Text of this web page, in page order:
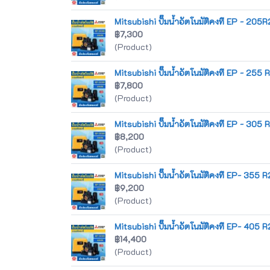
Mitsubishi ปั๊มน้ำอัตโนมัติคงที EP -
฿7,300
(Product)
Mitsubishi ปั๊มน้ำอัตโนมัติคงที EP - 255
฿7,800
(Product)
Mitsubishi ปั๊มน้ำอัตโนมัติคงที EP - 305
฿8,200
(Product)
Mitsubishi ปั๊มน้ำอัตโนมัติคงที EP- 355
฿9,200
(Product)
Mitsubishi ปั๊มน้ำอัตโนมัติคงที EP- 405
฿14,400
(Product)